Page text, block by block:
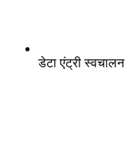
डेटा एंट्री स्वचालन